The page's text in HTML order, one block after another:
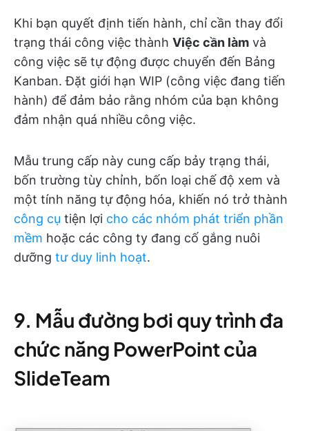
Khi bạn quyết định tiến hành, chỉ cần thay đổi
trạng thái công việc thành Việc cần làm và
công việc sẽ tự động được chuyển đến Bảng
Kanban. Đặt giới hạn WIP (công việc đang tiến
hành) để đảm bảo rằng nhóm của bạn không
đảm nhận quá nhiều công việc.
Mẫu trung cấp này cung cấp bảy trạng thái,
bốn trường tùy chỉnh, bốn loại chế độ xem và
một tính năng tự động hóa, khiến nó trở thành
công cụ tiện lợi cho các nhóm phát triển phần
mềm hoặc các công ty đang cố gắng nuôi
dưỡng tư duy linh hoạt.
9. Mẫu đường bơi quy trình đa
chức năng PowerPoint của
SlideTeam